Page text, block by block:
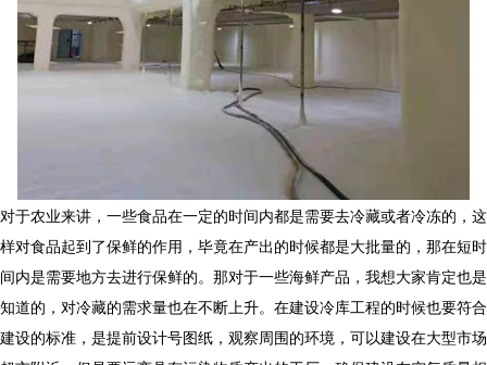
对于农业来讲，一些食品在一定的时间内都是需要去冷藏或者冷冻的，这
样对食品起到了保鲜的作用，毕竟在产出的时候都是大批量的，那在短时
间内是需要地方去进行保鲜的。那对于一些海鲜产品，我想大家肯定也是
知道的，对冷藏的需求量也在不断上升。在建设冷库工程的时候也要符合
建设的标准，是提前设计号图纸，观察周围的环境，可以建设在大型市场